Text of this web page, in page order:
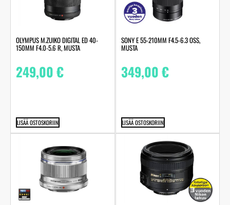
OLYMPUS M.ZUIKO DIGITAL ED 40-
150MM F4.0-5.6 R, MUSTA
249,00€
LISÄÄ OSTOSKORIIN
SONY E 55-210MM F4.5-6.3 OSS,
MUSTA
349,00€
LISÄÄ OSTOSKORIIN